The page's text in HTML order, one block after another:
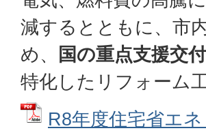
減するとともに、市
め、
国の重点支援交
特化したリフォーム
R8年度住宅省エ